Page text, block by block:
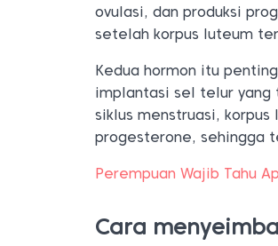
ovulasi, dan produksi
setelah korpus luteum
Kedua hormon itu
implantasi sel telur yang
siklus menstruasi,
progesterone, sehingga
Perempuan Wajib Tahu
Cara